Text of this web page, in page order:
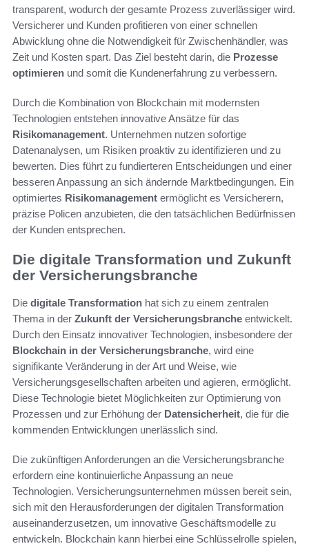
transparent, wodurch der gesamte Prozess zuverlässiger wird.
Versicherer und Kunden profitieren von einer schnellen
Abwicklung ohne die Notwendigkeit für Zwischenhändler, was
Zeit und Kosten spart. Das Ziel besteht darin, die Prozesse
optimieren und somit die Kundenerfahrung zu verbessern.
Durch die Kombination von Blockchain mit modernsten
Technologien entstehen innovative Ansätze für das
Risikomanagement. Unternehmen nutzen sofortige
Datenanalysen, um Risiken proaktiv zu identifizieren und zu
bewerten. Dies führt zu fundierteren Entscheidungen und einer
besseren Anpassung an sich ändernde Marktbedingungen. Ein
optimiertes Risikomanagement ermöglicht es Versicherern,
präzise Policen anzubieten, die den tatsächlichen Bedürfnissen
der Kunden entsprechen.
Die digitale Transformation und Zukunft
der Versicherungsbranche
Die digitale Transformation hat sich zu einem zentralen
Thema in der Zukunft der Versicherungsbranche entwickelt.
Durch den Einsatz innovativer Technologien, insbesondere der
Blockchain in der Versicherungsbranche, wird eine
signifikante Veränderung in der Art und Weise, wie
Versicherungsgesellschaften arbeiten und agieren, ermöglicht.
Diese Technologie bietet Möglichkeiten zur Optimierung von
Prozessen und zur Erhöhung der Datensicherheit, die für die
kommenden Entwicklungen unerlässlich sind.
Die zukünftigen Anforderungen an die Versicherungsbranche
erfordern eine kontinuierliche Anpassung an neue
Technologien. Versicherungsunternehmen müssen bereit sein,
sich mit den Herausforderungen der digitalen Transformation
auseinanderzusetzen, um innovative Geschäftsmodelle zu
entwickeln. Blockchain kann hierbei eine Schlüsselrolle spielen,